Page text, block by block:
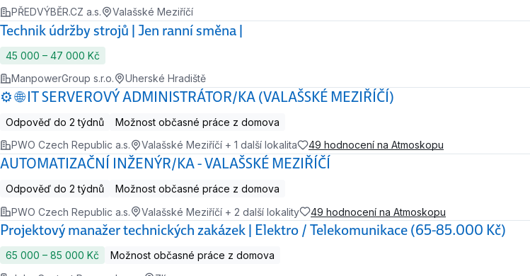
PŘEDVÝBĚR.CZ a.s.
Valašské Meziříčí
Technik údržby strojů | Jen ranní směna |
45 000 ‍–‍ 47 000 Kč
ManpowerGroup s.r.o.
Uherské Hradiště
⚙️ 🌐 IT SERVEROVÝ ADMINISTRÁTOR/KA (VALAŠSKÉ MEZIŘÍČÍ)
Odpověď do 2 týdnů
Možnost občasné práce z domova
PWO Czech Republic a.s.
Valašské Meziříčí + 1 další lokalita 49 hodnocení na Atmoskopu
AUTOMATIZAČNÍ INŽENÝR/KA - VALAŠSKÉ MEZIŘÍČÍ
Odpověď do 2 týdnů
Možnost občasné práce z domova
PWO Czech Republic a.s.
Valašské Meziříčí + 2 další lokality 49 hodnocení na Atmoskopu
Projektový manažer technických zakázek | Elektro / Telekomunikace (65-85.000 Kč)
65 000 ‍–‍ 85 000 Kč
Možnost občasné práce z domova